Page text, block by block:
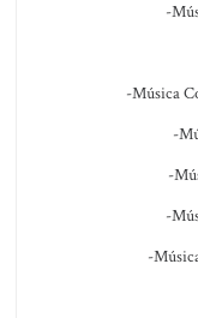
-
-Música
-
-
-
-